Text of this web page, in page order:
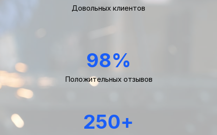
Довольных клиентов
98%
Положительных отзывов
250+